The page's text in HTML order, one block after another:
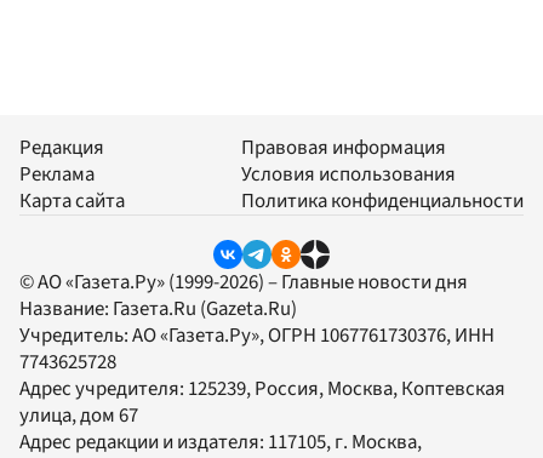
Редакция
Реклама
Карта сайта
Правовая информация
Условия использования
Политика конфиденциальности
© АО «Газета.Ру» (1999-2026) – Главные новости дня
Название: Газета.Ru (Gazeta.Ru)
Учредитель:АО «Газета.Ру», ОГРН 1067761730376, ИНН
7743625728
Адрес учредителя: 125239, Россия, Москва, Коптевская
улица, дом 67
Адрес редакции и издателя: 117105, г. Москва,